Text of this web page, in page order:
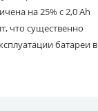
на 25% с 2,0 Ah
что существенно
батареи в